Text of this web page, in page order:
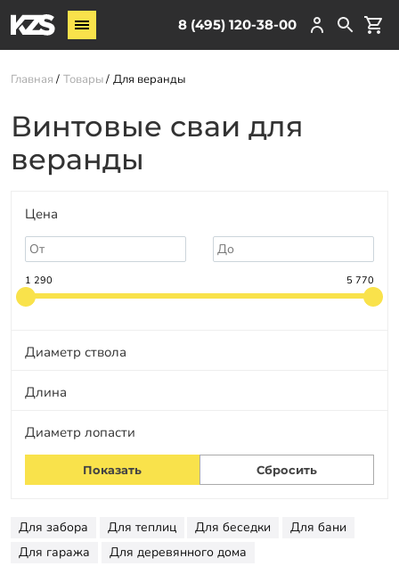
8 (495) 120-38-00
Винтовые сваи
ЖБ сваи
Обвязка свай
Комплектующие
Услуги
Акции
Новости
Партнёрам
Оплата
Отзывы
Гарантии
Вакансии
Главная Товары Для веранды
Винтовые сваи для
веранды
Цена
1 290 5 770
Диаметр ствола
Длина
Диаметр лопасти
Для забора Для теплиц Для беседки
Для бани
Для гаража
Для деревянного дома